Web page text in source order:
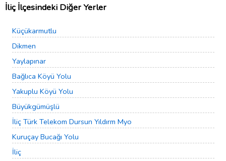
İliç İlçesindeki Diğer Yerler
Küçükarmutlu
Dikmen
Yaylapınar
Bağlıca Köyü Yolu
Yakuplu Köyü Yolu
Büyükgümüşlü
İliç Türk Telekom Dursun Yıldırm Myo
Kuruçay Bucağı Yolu
İliç